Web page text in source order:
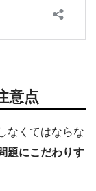
意点
なくてはならな
題にこだわりす